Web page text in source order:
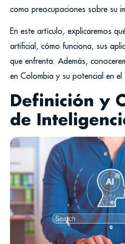
como preocupaciones sobre su
En este artículo, explicaremos
artificial, cómo funciona, sus
que enfrenta. Además,
en Colombia y su potencial en el
Definición y
de